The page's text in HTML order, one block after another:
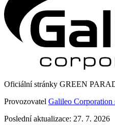
Oficiální stránky GREEN
Provozovatel Galileo Corporation
Poslední aktualizace: 27. 7. 2026